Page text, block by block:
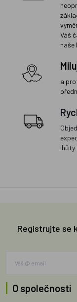
Váš
naše
a
lhůty
Registrujte se
O společnosti